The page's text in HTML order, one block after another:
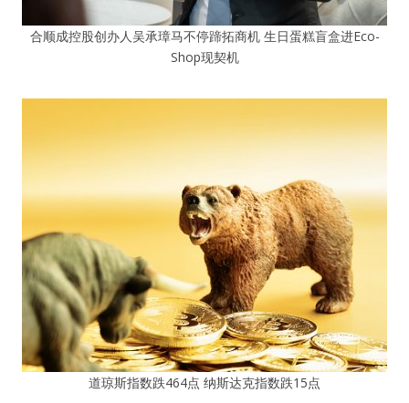
合顺成控股创办人吴承璋马不停蹄拓商机 生日蛋糕盲盒进Eco-
Shop现契机
道琼斯指数跌464点 纳斯达克指数跌15点